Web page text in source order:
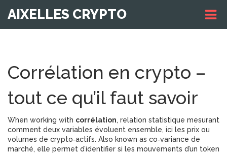
AIXELLES CRYPTO
Corrélation en crypto –
tout ce qu’il faut savoir
When working with corrélation, relation statistique mesurant
comment deux variables évoluent ensemble, ici les prix ou
volumes de crypto‑actifs. Also known as co‑variance de
marché, elle permet d’identifier si les mouvements d’un token